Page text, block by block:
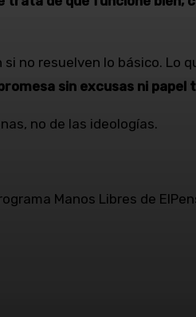
no resuelven lo básico. Lo
sin excusas ni papel
no de las ideologías.
Manos Libres de